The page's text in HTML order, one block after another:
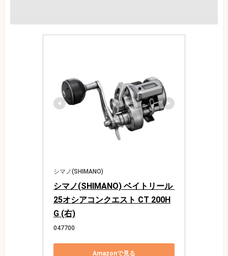
シマノ(SHIMANO)
シマノ(SHIMANO) ベイトリール
25オシアコンクエスト CT 200H
G (右)
047700
Amazonで見る